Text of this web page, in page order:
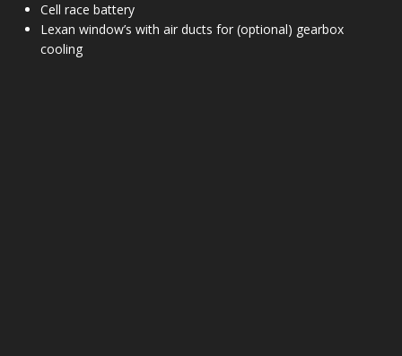
Cell race battery
Lexan window’s with air ducts for (optional) gearbox
cooling